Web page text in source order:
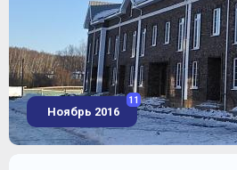
Ноябрь 2016
11